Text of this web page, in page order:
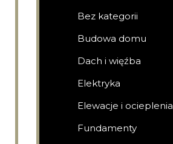
Bez kategorii
Budowa domu
Dach i więźba
Elektryka
Elewacje i ocieplenia
Fundamenty